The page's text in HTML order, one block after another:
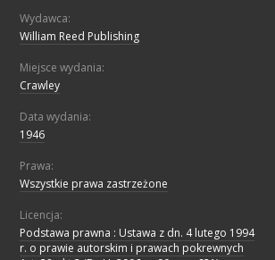
Wydawca:
William Reed Publishing
Miejsce wydania:
Crawley
Data wydania:
1946
Prawa:
Wszystkie prawa zastrzeżone
Licencja:
Podstawa prawna : Ustawa z dn. 4 lutego 1994
r. o prawie autorskim i prawach pokrewnych